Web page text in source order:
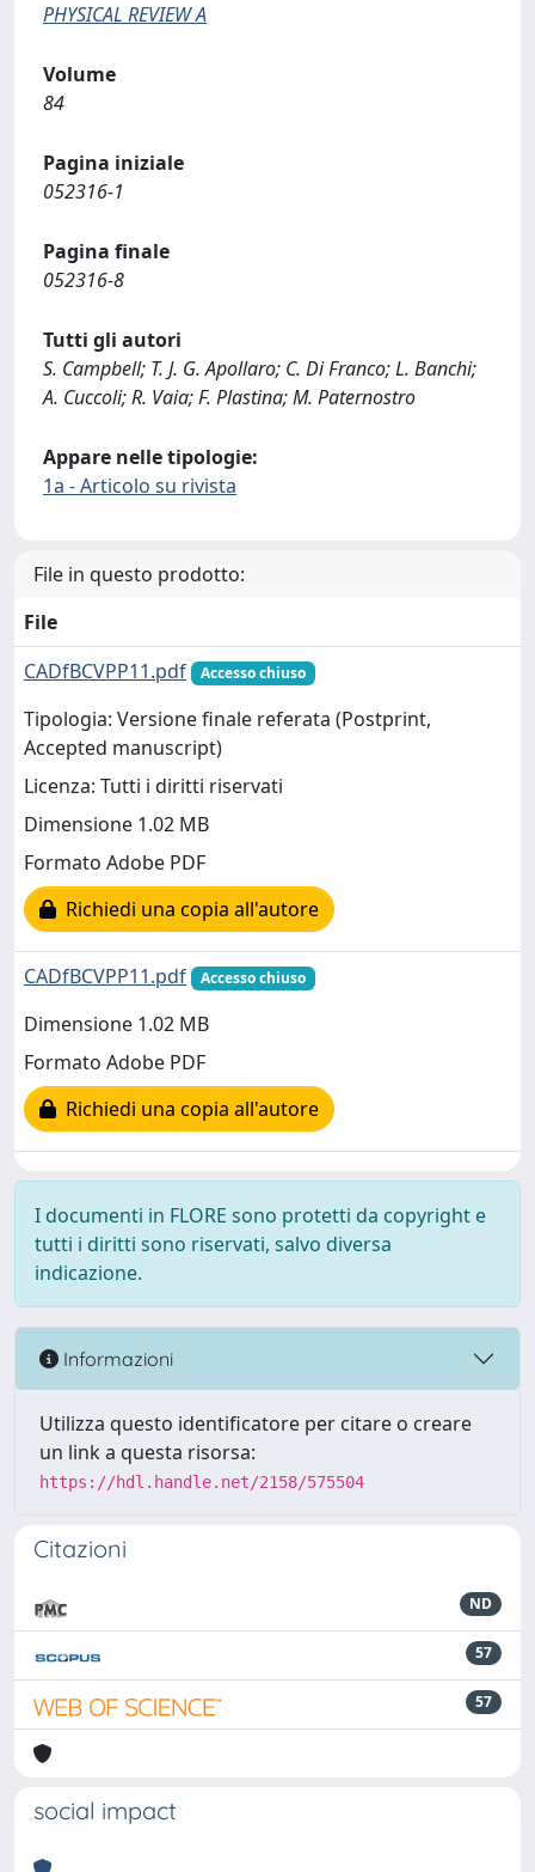
PHYSICAL REVIEW A
Volume
84
Pagina iniziale
052316-1
Pagina finale
052316-8
Tutti gli autori
S. Campbell; T. J. G. Apollaro; C. Di Franco; L. Banchi;
A. Cuccoli; R. Vaia; F. Plastina; M. Paternostro
Appare nelle tipologie:
1a - Articolo su rivista
File in questo prodotto:
File
CADfBCVPP11.pdf
Accesso chiuso
Tipologia: Versione finale referata (Postprint,
Accepted manuscript)
Licenza: Tutti i diritti riservati
Dimensione 1.02 MB
Formato Adobe PDF
Richiedi una copia all'autore
CADfBCVPP11.pdf Accesso chiuso
Dimensione 1.02 MB
Formato Adobe PDF
Richiedi una copia all'autore
I documenti in FLORE sono protetti da copyright e
tutti i diritti sono riservati, salvo diversa
indicazione.
Informazioni
Utilizza questo identificatore per citare o creare
un link a questa risorsa:
https://hdl.handle.net/2158/575504
Citazioni
ND
57
57
social impact